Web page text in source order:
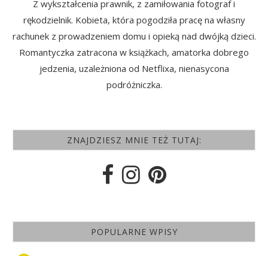
Z wykształcenia prawnik, z zamiłowania fotograf i
rękodzielnik. Kobieta, która pogodziła pracę na własny
rachunek z prowadzeniem domu i opieką nad dwójką dzieci.
Romantyczka zatracona w książkach, amatorka dobrego
jedzenia, uzależniona od Netflixa, nienasycona
podróżniczka.
ZNAJDZIESZ MNIE TEŻ TUTAJ:
POPULARNE WPISY